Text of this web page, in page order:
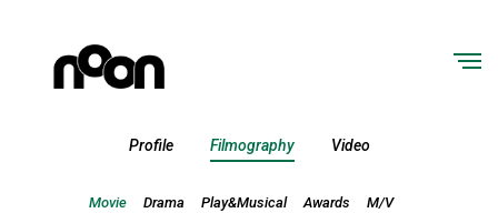
Profile Filmography Video
Movie Drama Play&Musical Awards M/V